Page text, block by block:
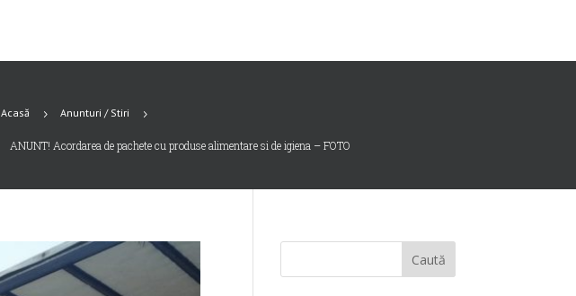
Acasă 5 Anunturi / Stiri 5
ANUNT! Acordarea de pachete cu produse alimentare si de igiena – FOTO